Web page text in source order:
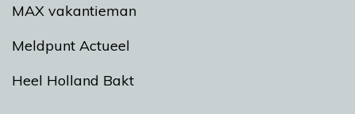
MAX vakantieman
Meldpunt Actueel
Heel Holland Bakt